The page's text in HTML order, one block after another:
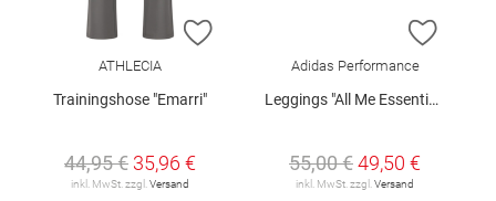
ZUR WUNSCHLISTE HINZUFÜGEN
ATHLECIA
Trainingshose "Emarri"
44,95 € 35,96 €
inkl. MwSt. zzgl.Versand
ZUR
Adidas Performance
Leggings "All Me Essentials"
55,00 €49,50 €
inkl. MwSt. zzgl.Versand